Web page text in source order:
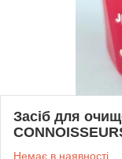
Засіб для
Немає в наявності